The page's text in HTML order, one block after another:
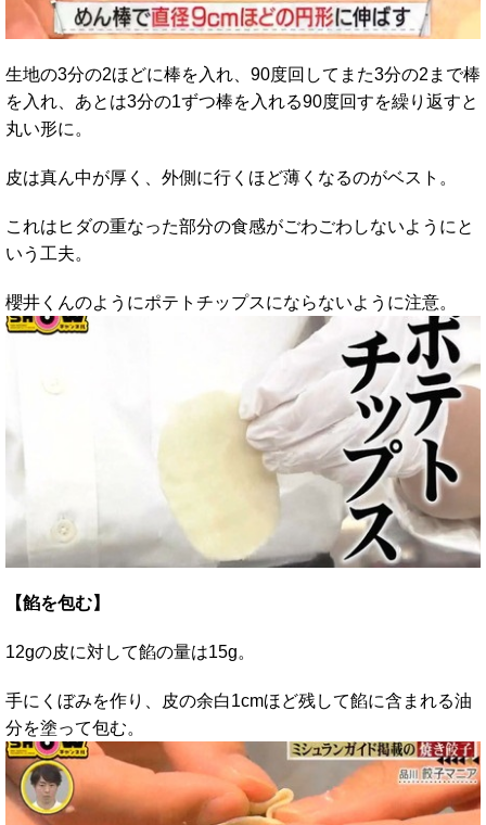
生地の3分の2ほどに棒を入れ、90度回してまた3分の2まで棒
を入れ、あとは3分の1ずつ棒を入れる90度回すを繰り返すと
丸い形に。
皮は真ん中が厚く、外側に行くほど薄くなるのがベスト。
これはヒダの重なった部分の食感がごわごわしないようにと
いう工夫。
櫻井くんのようにポテトチップスにならないように注意。
【餡を包む】
12gの皮に対して餡の量は15g。
手にくぼみを作り、皮の余白1cmほど残して餡に含まれる油
分を塗って包む。